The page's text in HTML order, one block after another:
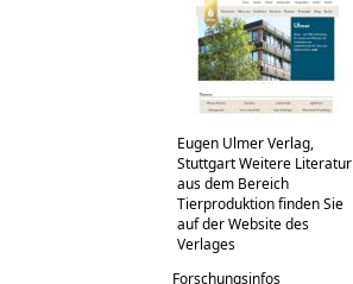
Eugen Ulmer Verlag,
Stuttgart Weitere Literatur
aus dem Bereich
Tierproduktion finden Sie
auf der Website des
Verlages
Forschungsinfos